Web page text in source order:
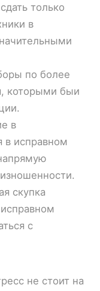
только
в
по более
которыми быи
в
в исправном
скупка
с
не стоит на